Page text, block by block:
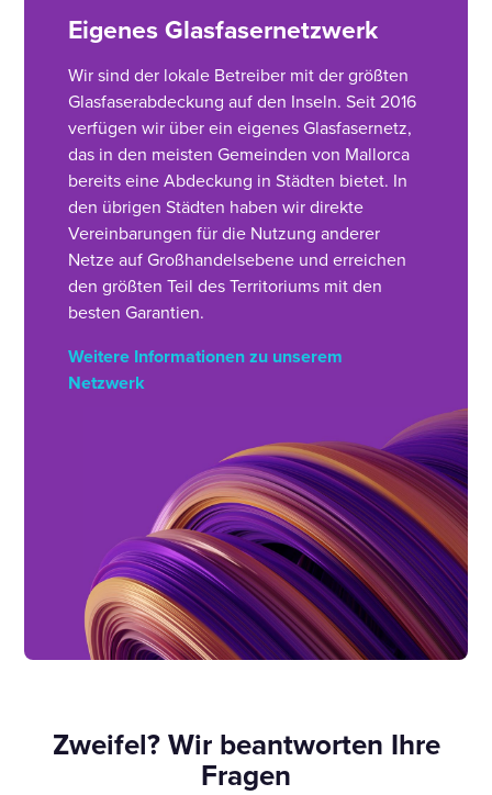
Eigenes Glasfasernetzwerk
Wir sind der lokale Betreiber mit der größten
Glasfaserabdeckung auf den Inseln. Seit 2016
verfügen wir über ein eigenes Glasfasernetz,
das in den meisten Gemeinden von Mallorca
bereits eine Abdeckung in Städten bietet. In
den übrigen Städten haben wir direkte
Vereinbarungen für die Nutzung anderer
Netze auf Großhandelsebene und erreichen
den größten Teil des Territoriums mit den
besten Garantien.
Weitere Informationen zu unserem
Netzwerk
Zweifel? Wir beantworten Ihre
Fragen